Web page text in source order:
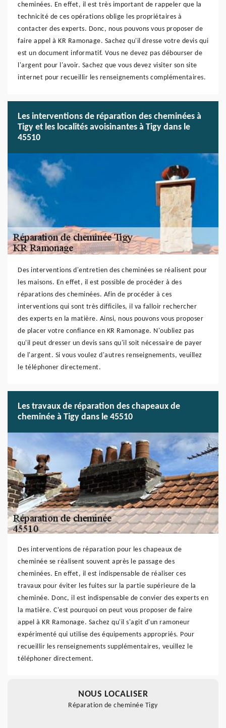
cheminées. En effet, il est très important de rappeler que la
technicité de ces opérations oblige les propriétaires à
contacter des experts. Donc, nous pouvons vous proposer de
faire appel à KR Ramonage. Sachez qu'il dresse votre devis qui
est un document informatif. Vous ne devez pas débourser de
l'argent pour l'avoir. Sachez que vous devez visiter son site
internet pour recueillir les renseignements complémentaires.
Les interventions de réparation des cheminées à
Tigy et les localités avoisinantes à Tigy dans le
45510
Des interventions d'entretien des cheminées se réalisent pour
les maisons. En effet, il est possible de procéder à des
réparations des cheminées. Afin de procéder à ces
interventions qui sont très difficiles, il va falloir rechercher
des experts en la matière. Ainsi, nous pouvons vous proposer
de placer votre confiance en KR Ramonage. N'oubliez pas
qu'il peut dresser un devis sans qu'il soit nécessaire de payer
de l'argent. Si vous voulez d'autres renseignements, veuillez
le téléphoner directement.
Les travaux de réparation des chapeaux de
cheminée à Tigy dans le 45510
Des interventions de réparation pour les chapeaux de
cheminée se réalisent souvent après le passage des
cheminées. En effet, il est indispensable de réaliser ces
travaux pour éviter les fuites sur la partie supérieure de la
cheminée. Donc, il est indispensable de convier des experts en
la matière. C'est pourquoi on peut vous proposer de faire
appel à KR Ramonage. Sachez qu'il s'agit d'un ramoneur
expérimenté qui utilise des équipements appropriés. Pour
recueillir les renseignements supplémentaires, veuillez le
téléphoner directement.
NOUS LOCALISER
Réparation de cheminée Tigy